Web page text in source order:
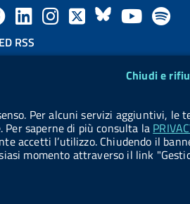
Chiudi e
Per alcuni servizi aggiuntivi, le
saperne di più consulta la
accetti l’utilizzo. Chiudendo il
momento attraverso il link
F
a
b
o
L
e
d
l
.
X
B
s
k
Y
u
u
b
l
b
l
.
RSS
e
d
cookie